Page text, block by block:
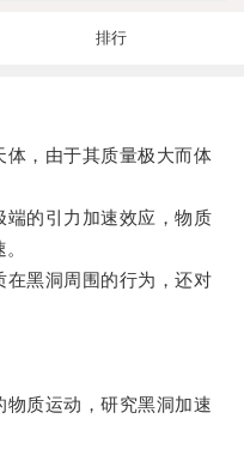
排行
，由于其质量极大而体
的引力加速效应，物质
黑洞周围的行为，还对
质运动，研究黑洞加速